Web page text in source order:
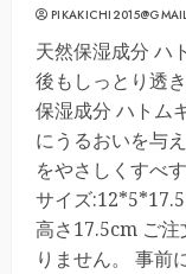
天然保湿成分 ハ
後もしっとり透
保湿成分 ハトム
にうるおいを与
をやさしくすべ
サイズ
高さ17.5cm ご
りません。 事前